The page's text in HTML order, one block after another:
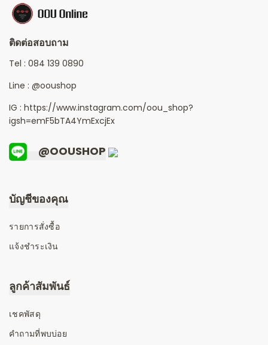
ติดต่อสอบถาม
Tel : 084 139 0890
Line : @ooushop
IG : https://www.instagram.com/oou_shop?
igsh=emF5bTA4YmExcjEx
@OOUSHOP
บัญชีของคุณ
รายการสั่งซื้อ
แจ้งชำระเงิน
ลูกค้าสัมพันธ์
เชคพัสดุ
คำถามที่พบบ่อย